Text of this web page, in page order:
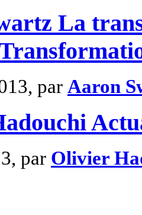
La
par Aaron
par Olivier